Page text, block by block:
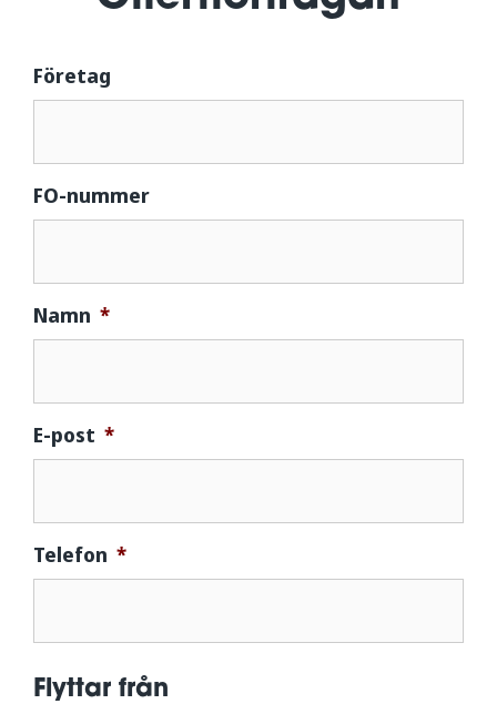
Företag
FO-nummer
Namn *
E-post *
Telefon *
Flyttar från